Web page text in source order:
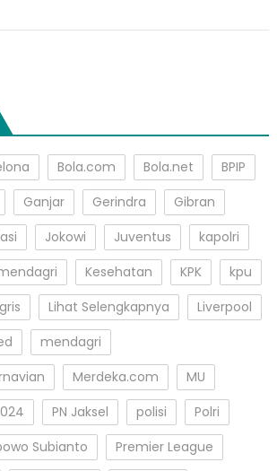
Bola.com Bola.net
BPIP
Ganjar Gerindra
Gibran
Jokowi Juventus
kapolri
Kesehatan KPK
kpu
Lihat Selengkapnya
Liverpool
mendagri
Merdeka.com
MU
PN Jaksel polisi
Polri
Subianto
Premier League